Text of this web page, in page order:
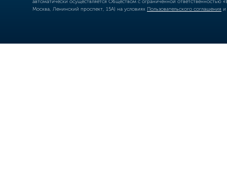
автоматически осуществляется Обществом с ограниченной
Москва, Ленинский проспект, 15А) на условиях Пользовательского соглашения и